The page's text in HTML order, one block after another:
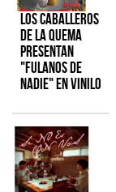
Los Caballeros
de la Quema
presentan
"Fulanos de
Nadie" en vinilo